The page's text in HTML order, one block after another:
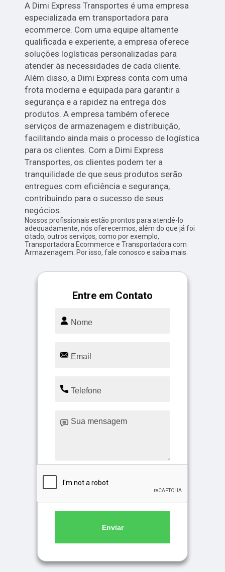
A Dimi Express Transportes é uma empresa
especializada em transportadora para
ecommerce. Com uma equipe altamente
qualificada e experiente, a empresa oferece
soluções logísticas personalizadas para
atender às necessidades de cada cliente.
Além disso, a Dimi Express conta com uma
frota moderna e equipada para garantir a
segurança e a rapidez na entrega dos
produtos. A empresa também oferece
serviços de armazenagem e distribuição,
facilitando ainda mais o processo de logística
para os clientes. Com a Dimi Express
Transportes, os clientes podem ter a
tranquilidade de que seus produtos serão
entregues com eficiência e segurança,
contribuindo para o sucesso de seus
negócios.
Nossos profissionais estão prontos para atendê-lo
adequadamente, nós oferecermos, além do que já foi
citado, outros serviços, como por exemplo,
Transportadora Ecommerce e Transportadora com
Armazenagem. Por isso, fale conosco e saiba mais.
Entre em Contato
Enviar